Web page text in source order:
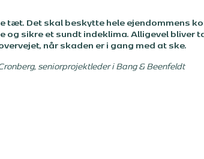
tæt. Det skal beskytte hele ejendommens
og sikre et sundt indeklima. Alligevel bliver
når skaden er i gang med at ske.
seniorprojektleder i Bang & Beenfeldt